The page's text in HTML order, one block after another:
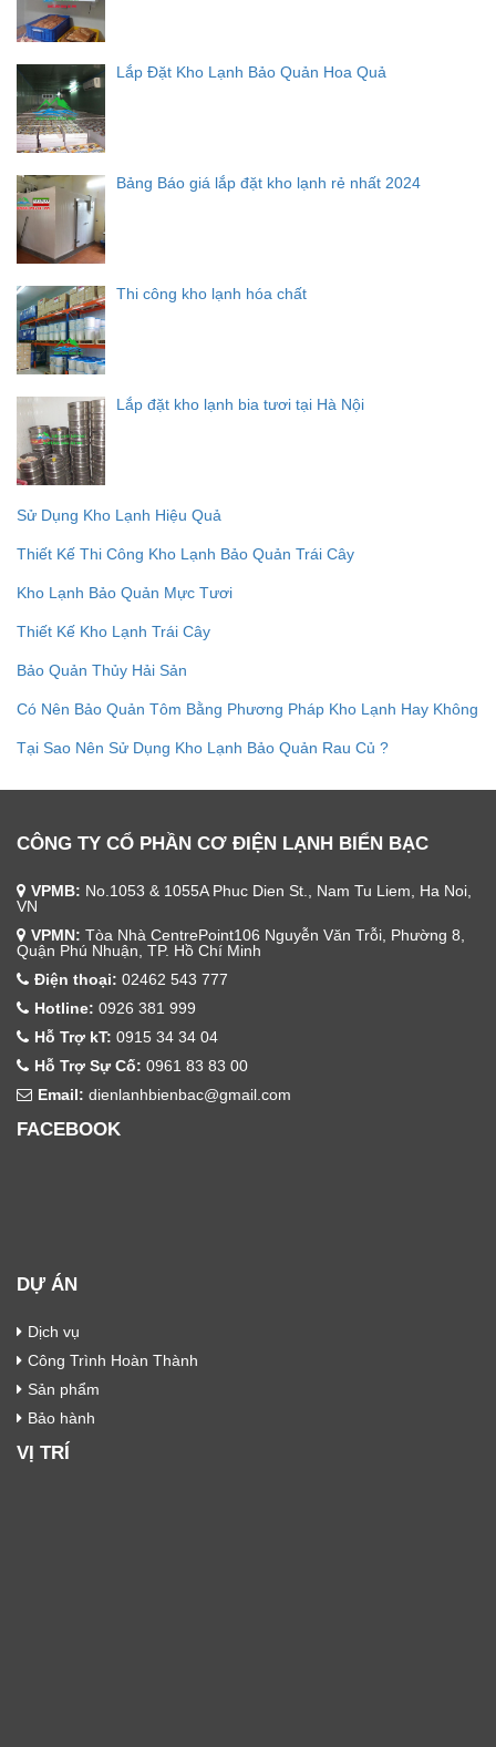
Lắp Đặt Kho Lạnh Bảo Quản Hoa Quả
Bảng Báo giá lắp đặt kho lạnh rẻ nhất 2024
Thi công kho lạnh hóa chất
Lắp đặt kho lạnh bia tươi tại Hà Nội
Sử Dụng Kho Lạnh Hiệu Quả
Thiết Kế Thi Công Kho Lạnh Bảo Quản Trái Cây
Kho Lạnh Bảo Quản Mực Tươi
Thiết Kế Kho Lạnh Trái Cây
Bảo Quản Thủy Hải Sản
Có Nên Bảo Quản Tôm Bằng Phương Pháp Kho Lạnh Hay Không
Tại Sao Nên Sử Dụng Kho Lạnh Bảo Quản Rau Củ ?
CÔNG TY CỔ PHẦN CƠ ĐIỆN LẠNH BIỂN BẠC
VPMB: No.1053 & 1055A Phuc Dien St., Nam Tu Liem, Ha Noi,
VN
VPMN: Tòa Nhà CentrePoint106 Nguyễn Văn Trỗi, Phường 8,
Quận Phú Nhuận, TP. Hồ Chí Minh
Điện thoại: 02462 543 777
Hotline: 0926 381 999
Hỗ Trợ kT: 0915 34 34 04
Hỗ Trợ Sự Cố: 0961 83 83 00
Email: dienlanhbienbac@gmail.com
FACEBOOK
DỰ ÁN
Dịch vụ
Công Trình Hoàn Thành
Sản phẩm
Bảo hành
VỊ TRÍ